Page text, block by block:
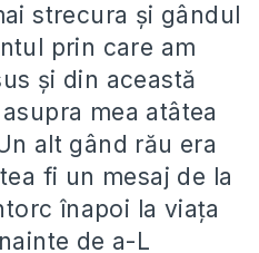
strecura și gândul
prin care am
și din această
mea atâtea
alt gând rău era
fi un mesaj de la
înapoi la viața
de a-L